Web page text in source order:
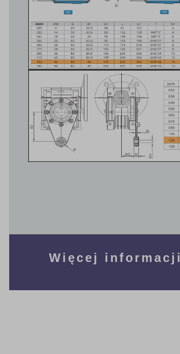
Więcej informacji